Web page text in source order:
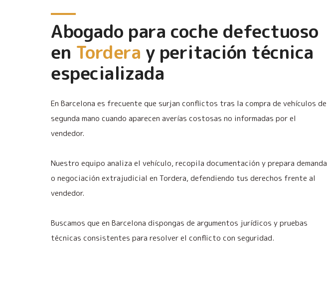
Abogado para coche defectuoso
en Tordera y peritación técnica
especializada
En Barcelona es frecuente que surjan conflictos tras la compra de vehículos de
segunda mano cuando aparecen averías costosas no informadas por el
vendedor.
Nuestro equipo analiza el vehículo, recopila documentación y prepara demanda
o negociación extrajudicial en Tordera, defendiendo tus derechos frente al
vendedor.
Buscamos que en Barcelona dispongas de argumentos jurídicos y pruebas
técnicas consistentes para resolver el conflicto con seguridad.